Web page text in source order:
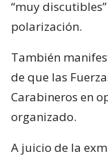
“muy
polarización.
También
de que las
Carabineros en
organizado.
A juicio de la